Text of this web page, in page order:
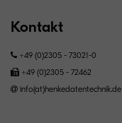
Kontakt
+49 (0)2305 - 73021-0
+49 (0)2305 - 72462
info(at)henkedatentechnik.de